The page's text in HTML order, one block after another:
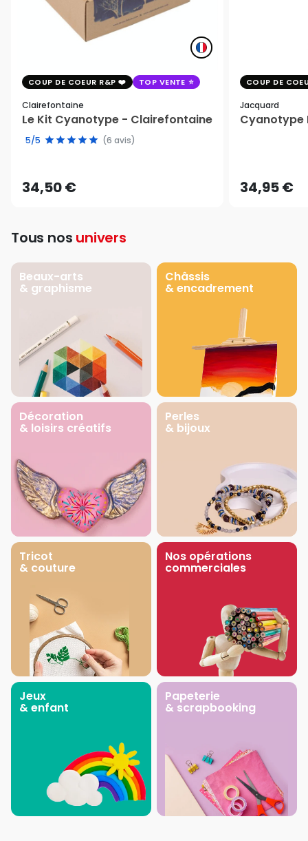
COUP DE COEUR R&P TOP VENTE
Clairefontaine
Le Kit Cyanotype - Clairefontaine
5/5 (6 avis)
34,50 €
COUP DE
Jacquard
Cyanotype
34,95 €
Tous nos univers
Beaux-arts
& graphisme
Châssis
& encadrement
Décoration
& loisirs créatifs
Perles
& bijoux
Tricot
& couture
Nos opérations
commerciales
Jeux
& enfant
Papeterie
& scrapbooking